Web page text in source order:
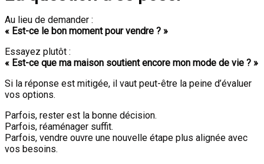
Au lieu de demander :
« Est-ce le bon moment pour vendre ? »
Essayez plutôt :
« Est-ce que ma maison soutient encore mon mode de vie ? »
Si la réponse est mitigée, il vaut peut-être la peine d’évaluer
vos options.
Parfois, rester est la bonne décision.
Parfois, réaménager suffit.
Parfois, vendre ouvre une nouvelle étape plus alignée avec
vos besoins.